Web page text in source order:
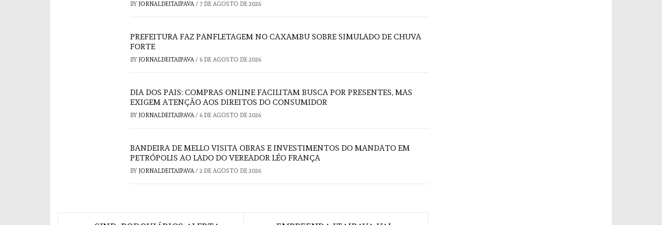
BY JORNALDEITAIPAVA/ 7 DE AGOSTO DE 2026
PREFEITURA FAZ PANFLETAGEM NO CAXAMBU SOBRE SIMULADO DE CHUVA
FORTE
BY JORNALDEITAIPAVA/ 6 DE AGOSTO DE 2026
DIA DOS PAIS: COMPRAS ONLINE FACILITAM BUSCA POR PRESENTES, MAS
EXIGEM ATENÇÃO AOS DIREITOS DO CONSUMIDOR
BY JORNALDEITAIPAVA/ 6 DE AGOSTO DE 2026
BANDEIRA DE MELLO VISITA OBRAS E INVESTIMENTOS DO MANDATO EM
PETRÓPOLIS AO LADO DO VEREADOR LÉO FRANÇA
BY JORNALDEITAIPAVA/ 2 DE AGOSTO DE 2026